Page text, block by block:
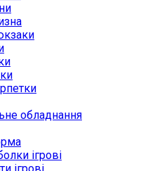
обладнання
ігрові